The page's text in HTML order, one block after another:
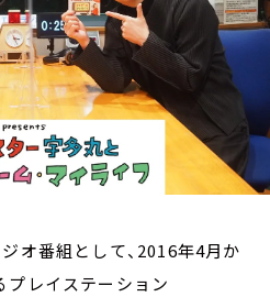
番組として、2016年4月か
プレイステーション